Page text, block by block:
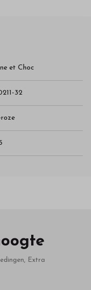
et Choc
32
Extra